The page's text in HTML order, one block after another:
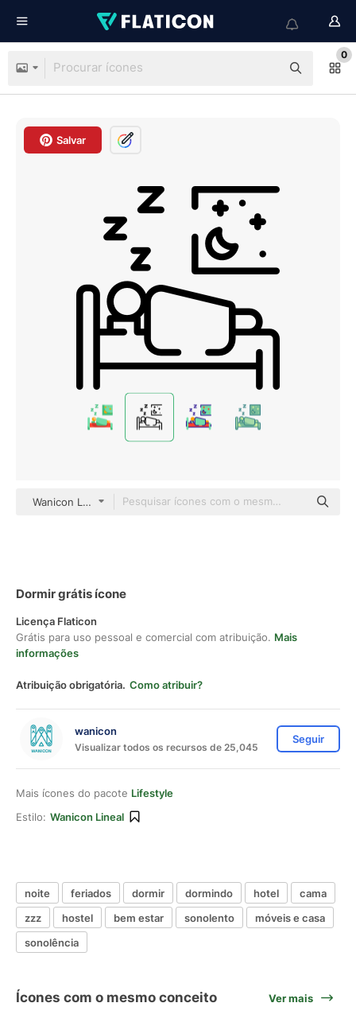
0
Salvar
Wanicon Lineal
Dormir grátis ícone
Licença Flaticon
Grátis para uso pessoal e comercial com atribuição. Mais
informações
Atribuição obrigatória. Como atribuir?
wanicon
Visualizar todos os recursos de 25,045
Seguir
Mais ícones do pacote Lifestyle
Estilo: Wanicon Lineal
noite feriados dormir dormindo hotel
cama
zzz
hostel bem estar sonolento
móveis e casa
sonolência
Ícones com o mesmo conceito Ver mais